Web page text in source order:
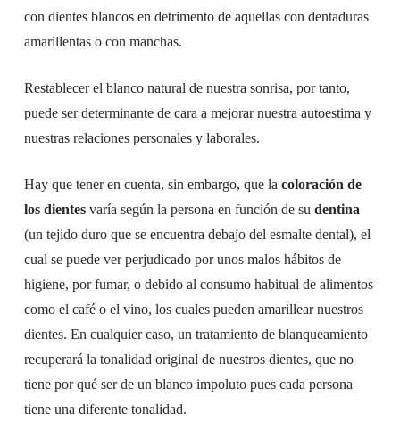
con dientes blancos en detrimento de aquellas con dentaduras
amarillentas o con manchas.
Restablecer el blanco natural de nuestra sonrisa, por tanto,
puede ser determinante de cara a mejorar nuestra autoestima y
nuestras relaciones personales y laborales.
Hay que tener en cuenta, sin embargo, que la coloración de
los dientesvaría según la persona en función de su dentina
(un tejido duro que se encuentra debajo del esmalte dental), el
cual se puede ver perjudicado por unos malos hábitos de
higiene, por fumar, o debido al consumo habitual de alimentos
como el café o el vino, los cuales pueden amarillear nuestros
dientes. En cualquier caso, un tratamiento de blanqueamiento
recuperará la tonalidad original de nuestros dientes, que no
tiene por qué ser de un blanco impoluto pues cada persona
tiene una diferente tonalidad.